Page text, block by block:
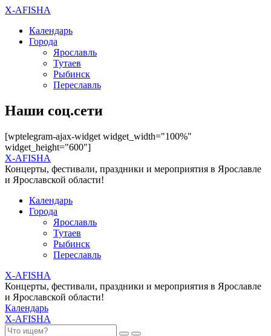
X-AFISHA
Календарь
Города
Ярославль
Тутаев
Рыбинск
Переславль
Наши соц.сети
[wptelegram-ajax-widget widget_width="100%"
widget_height="600"]
X-AFISHA
Концерты, фестивали, праздники и мероприятия в Ярославле
и Ярославской области!
Календарь
Города
Ярославль
Тутаев
Рыбинск
Переславль
X-AFISHA
Концерты, фестивали, праздники и мероприятия в Ярославле
и Ярославской области!
Календарь
X-AFISHA